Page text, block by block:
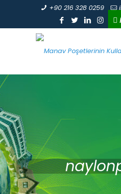
+90 216 328 0259